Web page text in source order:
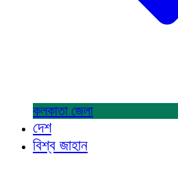
কলকাতা জেলা
দেশ
বিশ্ব জাহান